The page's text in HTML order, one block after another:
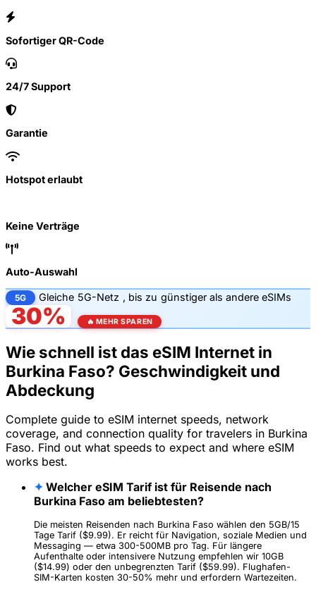
Sofortiger QR-Code
24/7 Support
Garantie
Hotspot erlaubt
Keine Verträge
Auto-Auswahl
5G Gleiche 5G-Netz , bis zu günstiger als andere eSIMs
30% 🔥 MEHR SPAREN
Wie schnell ist das eSIM Internet in
Burkina Faso? Geschwindigkeit und
Abdeckung
Complete guide to eSIM internet speeds, network
coverage, and connection quality for travelers in Burkina
Faso. Find out what speeds to expect and where eSIM
works best.
✦ Welcher eSIM Tarif ist für Reisende nach
Burkina Faso am beliebtesten?
Die meisten Reisenden nach Burkina Faso wählen den 5GB/15
Tage Tarif ($9.99). Er reicht für Navigation, soziale Medien und
Messaging — etwa 300-500MB pro Tag. Für längere
Aufenthalte oder intensivere Nutzung empfehlen wir 10GB
($14.99) oder den unbegrenzten Tarif ($59.99). Flughafen-
SIM-Karten kosten 30-50% mehr und erfordern Wartezeiten.